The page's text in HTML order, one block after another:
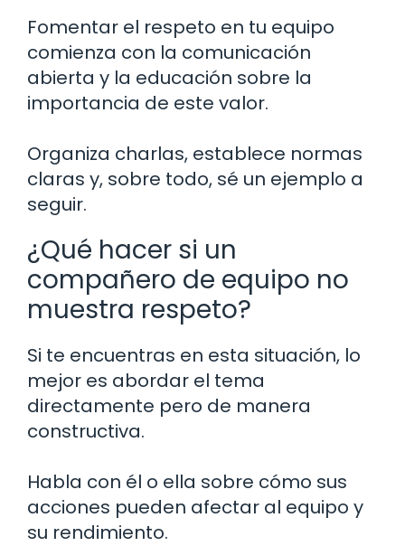
Fomentar el respeto en tu equipo
comienza con la comunicación
abierta y la educación sobre la
importancia de este valor.
Organiza charlas, establece normas
claras y, sobre todo, sé un ejemplo a
seguir.
¿Qué hacer si un
compañero de equipo no
muestra respeto?
Si te encuentras en esta situación, lo
mejor es abordar el tema
directamente pero de manera
constructiva.
Habla con él o ella sobre cómo sus
acciones pueden afectar al equipo y
su rendimiento.